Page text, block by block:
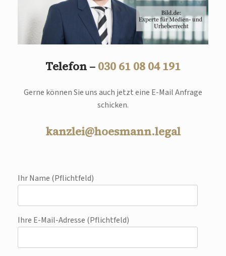
Telefon – 030 61 08 04 191
Gerne können Sie uns auch jetzt eine E-Mail Anfrage
schicken.
kanzlei@hoesmann.legal
Ihr Name (Pflichtfeld)
Ihre E-Mail-Adresse (Pflichtfeld)